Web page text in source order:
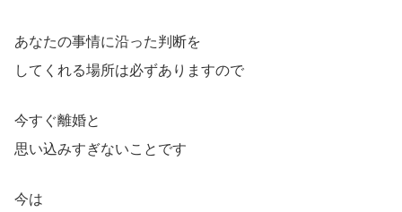
あなたの事情に沿った判断を
してくれる場所は必ずありますので
今すぐ離婚と
思い込みすぎないことです
今は